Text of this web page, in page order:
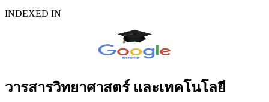
INDEXED IN
วารสารวิทยาศาสตร์ และเทคโนโลยี